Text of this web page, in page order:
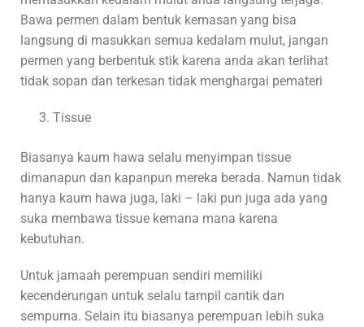
Bawa permen dalam bentuk kemasan yang bisa
langsung di masukkan semua kedalam mulut, jangan
permen yang berbentuk stik karena anda akan terlihat
tidak sopan dan terkesan tidak menghargai pemateri
Tissue
Biasanya kaum hawa selalu menyimpan tissue
dimanapun dan kapanpun mereka berada. Namun tidak
hanya kaum hawa juga, laki – laki pun juga ada yang
suka membawa tissue kemana mana karena
kebutuhan.
Untuk jamaah perempuan sendiri memiliki
kecenderungan untuk selalu tampil cantik dan
sempurna. Selain itu biasanya perempuan lebih suka